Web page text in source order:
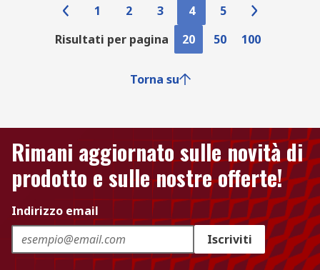
1 2 3 4
5
Risultati per pagina
20 50 100
Torna su
Rimani aggiornato sulle novità di
prodotto e sulle nostre offerte!
Indirizzo email
Iscriviti